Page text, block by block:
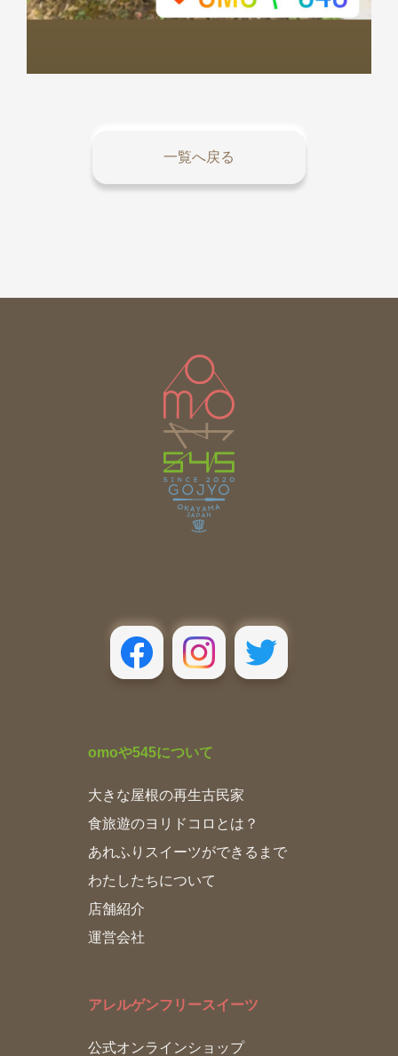
一覧へ戻る
omoや545について
大きな屋根の再生古民家
食旅遊のヨリドコロとは？
あれふりスイーツができるまで
わたしたちについて
店舗紹介
運営会社
アレルゲンフリースイーツ
公式オンラインショップ